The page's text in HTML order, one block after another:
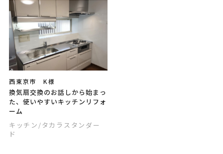
西東京市 K様
換気扇交換のお話しから始まっ
た、使いやすいキッチンリフォ
ーム
キッチン /タカラスタンダー
ド